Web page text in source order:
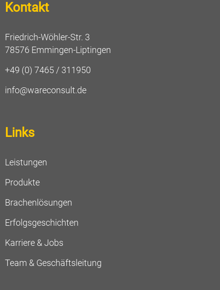
Kontakt
Friedrich-Wöhler-Str. 3
78576 Emmingen-Liptingen
+49 (0) 7465 / 311950
info@wareconsult.de
Links
Leistungen
Produkte
Brachenlösungen
Erfolgsgeschichten
Karriere & Jobs
Team & Geschäftsleitung